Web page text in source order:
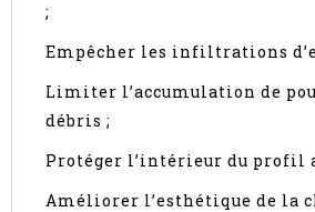
;
Empêcher les infiltrations
Limiter l’accumulation de
débris ;
Protéger l’intérieur du profil
Améliorer l’esthétique de la